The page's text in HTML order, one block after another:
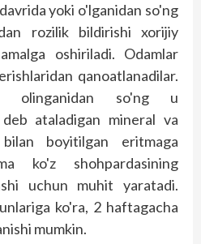
yoki o'lganidan so'ng
rozilik bildirishi xorijiy
oshiriladi. Odamlar
qanoatlanadilar.
olinganidan so'ng u
ataladigan mineral va
boyitilgan eritmaga
ko'z shohpardasining
uchun muhit yaratadi.
ko'ra, 2 haftagacha
mumkin.